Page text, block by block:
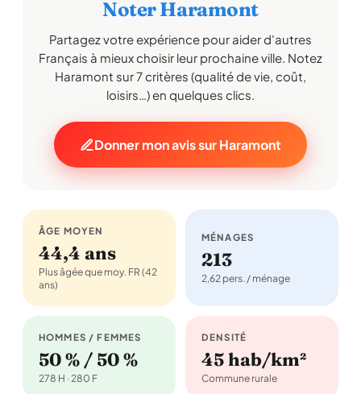
Noter Haramont
Partagez votre expérience pour aider d'autres
Français à mieux choisir leur prochaine ville. Notez
Haramont sur 7 critères (qualité de vie, coût,
loisirs…) en quelques clics.
Donner mon avis sur Haramont
ÂGE MOYEN
44,4 ans
Plus âgée que moy. FR (42
ans)
MÉNAGES
213
2,62 pers. / ménage
HOMMES / FEMMES
50 % / 50 %
278 H · 280 F
DENSITÉ
45 hab/km²
Commune rurale